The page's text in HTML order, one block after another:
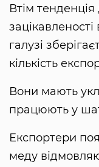
Втім
галузі
кількість
Вони мають
працюють у
Експортери
меду